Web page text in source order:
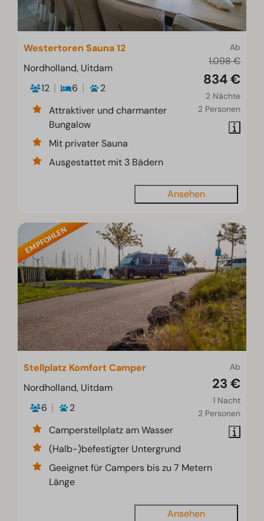
Ab
1.098 €
834 €
2 Nächte
2 Personen
Westertoren Sauna 12
Nordholland, Uitdam
12
6
2
Attraktiver und charmanter
Bungalow
Mit privater Sauna
Ausgestattet mit 3 Bädern
Ansehen
EMPFOHLEN
Ab
23 €
1 Nacht
2 Personen
Stellplatz Komfort Camper
Nordholland, Uitdam
6
2
Camperstellplatz am Wasser
(Halb-)befestigter Untergrund
Geeignet für Campers bis zu 7 Metern
Länge
Ansehen